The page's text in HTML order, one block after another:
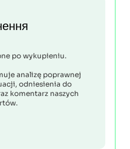
po wykupieniu.
analizę poprawnej
odniesienia do
komentarz naszych